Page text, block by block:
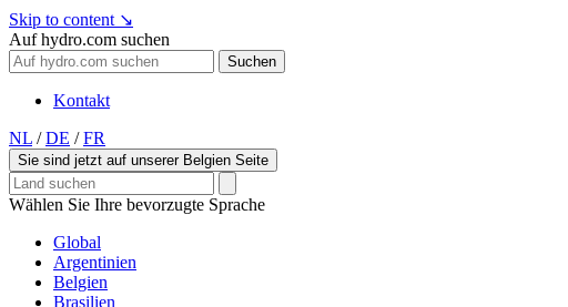
Skip to content ↘
Auf hydro.com suchen
Suchen
Kontakt
NL / DE / FR
Sie sind jetzt auf unserer Belgien Seite
Wählen Sie Ihre bevorzugte Sprache
Global
Argentinien
Belgien
Brasilien